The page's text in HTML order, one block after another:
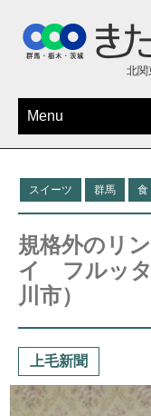
北関
Menu
スイーツ 群馬 食
規格外のリ
イ フルッ
川市）
上毛新聞